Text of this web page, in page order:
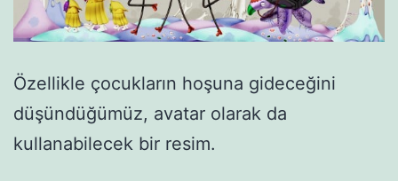
Özellikle çocukların hoşuna gideceğini
düşündüğümüz, avatar olarak da
kullanabilecek bir resim.